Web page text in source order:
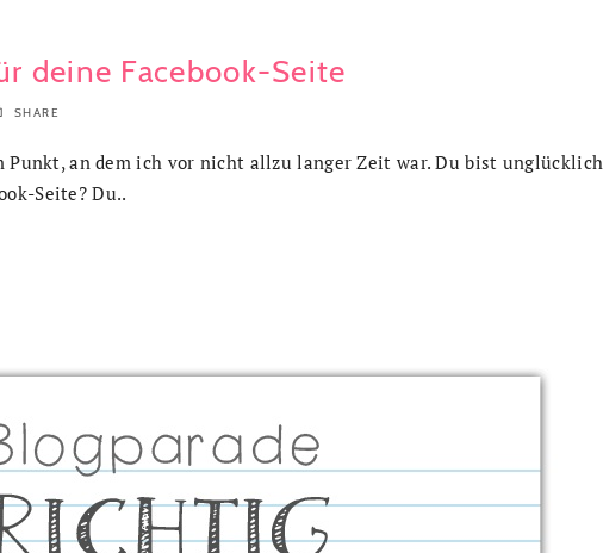
deine Facebook-Seite
SHARE
an dem ich vor nicht allzu langer Zeit war. Du bist unglücklich
Seite? Du..